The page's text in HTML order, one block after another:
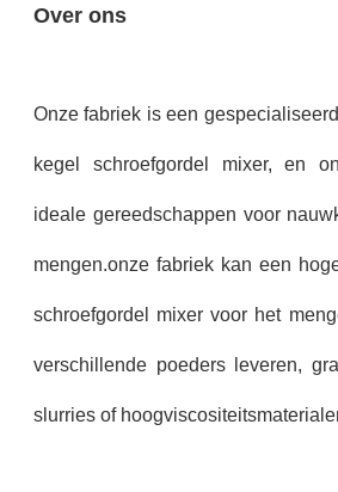
Over ons
Onze fabriek is een
kegel schroefgordel mixer, en
ideale gereedschappen voor
mengen.onze fabriek kan een
schroefgordel mixer voor het
verschillende poeders leveren,
slurries of